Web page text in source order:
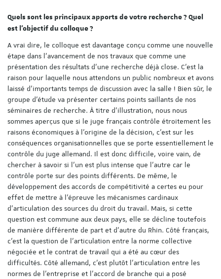
Quels sont les principaux apports de votre recherche ? Quel
est l’objectif du colloque ?
A vrai dire, le colloque est davantage conçu comme une nouvelle
étape dans l’avancement de nos travaux que comme une
présentation des résultats d’une recherche déjà close. C’est la
raison pour laquelle nous attendons un public nombreux et avons
laissé d’importants temps de discussion avec la salle ! Bien sûr, le
groupe d’étude va présenter certains points saillants de nos
séminaires de recherche. À titre d’illustration, nous nous
sommes aperçus que si le juge français contrôle étroitement les
raisons économiques à l’origine de la décision, c’est sur les
conséquences organisationnelles que se porte essentiellement le
contrôle du juge allemand. Il est donc difficile, voire vain, de
chercher à savoir si l’un est plus intense que l’autre car le
contrôle porte sur des points différents. De même, le
développement des accords de compétitivité a certes eu pour
effet de mettre à l’épreuve les mécanismes cardinaux
d’articulation des sources du droit du travail. Mais, si cette
question est commune aux deux pays, elle se décline toutefois
de manière différente de part et d’autre du Rhin. Côté français,
c’est la question de l’articulation entre la norme collective
négociée et le contrat de travail qui a été au cœur des
difficultés. Côté allemand, c’est plutôt l’articulation entre les
normes de l’entreprise et l’accord de branche qui a posé